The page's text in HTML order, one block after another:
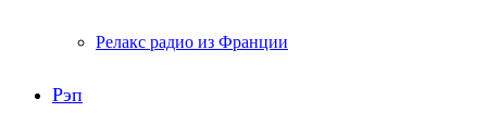
Релакс радио из Франции
Рэп